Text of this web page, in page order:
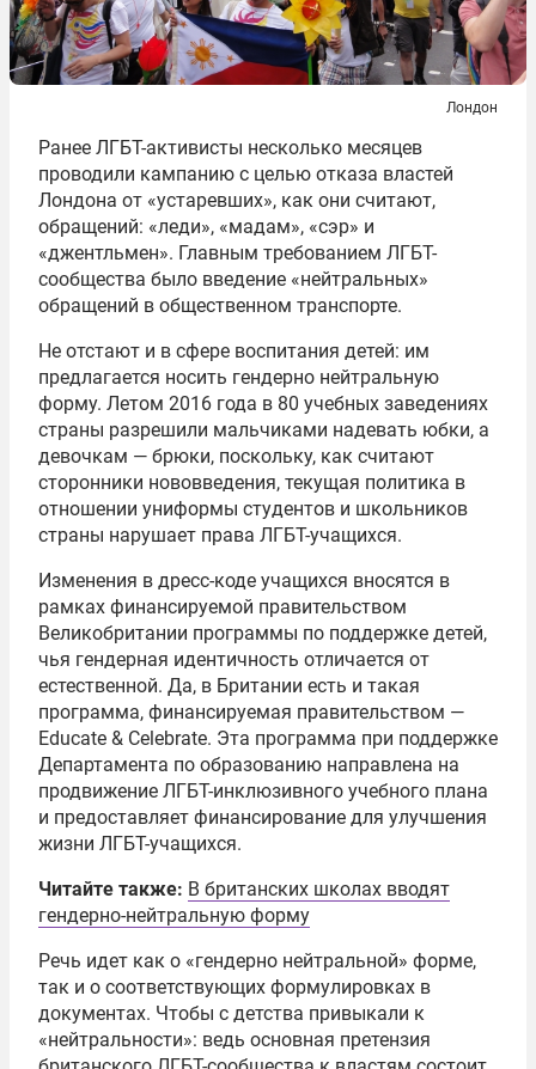
Лондон
Ранее ЛГБТ-активисты несколько месяцев
проводили кампанию с целью отказа властей
Лондона от «устаревших», как они считают,
обращений: «леди», «мадам», «сэр» и
«джентльмен». Главным требованием ЛГБТ-
сообщества было введение «нейтральных»
обращений в общественном транспорте.
Не отстают и в сфере воспитания детей: им
предлагается носить гендерно нейтральную
форму. Летом 2016 года в 80 учебных заведениях
страны разрешили мальчиками надевать юбки, а
девочкам — брюки, поскольку, как считают
сторонники нововведения, текущая политика в
отношении униформы студентов и школьников
страны нарушает права ЛГБТ-учащихся.
Изменения в дресс-коде учащихся вносятся в
рамках финансируемой правительством
Великобритании программы по поддержке детей,
чья гендерная идентичность отличается от
естественной. Да, в Британии есть и такая
программа, финансируемая правительством —
Educate & Celebrate. Эта программа при поддержке
Департамента по образованию направлена на
продвижение ЛГБТ-инклюзивного учебного плана
и предоставляет финансирование для улучшения
жизни ЛГБТ-учащихся.
Читайте также: В британских школах вводят
гендерно-нейтральную форму
Речь идет как о «гендерно нейтральной» форме,
так и о соответствующих формулировках в
документах. Чтобы с детства привыкали к
«нейтральности»: ведь основная претензия